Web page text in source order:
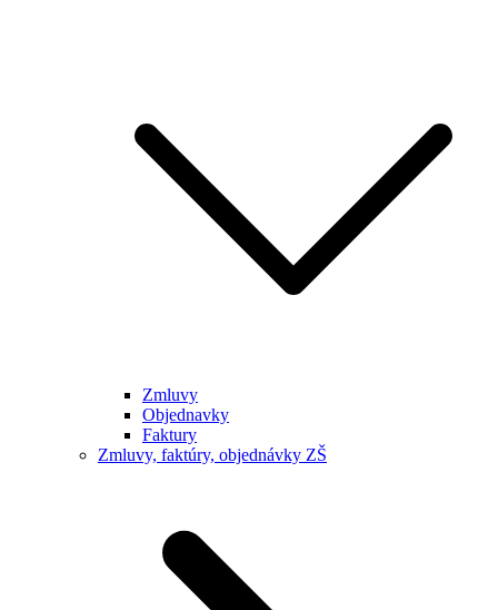
Zmluvy
Objednavky
Faktury
Zmluvy, faktúry, objednávky ZŠ